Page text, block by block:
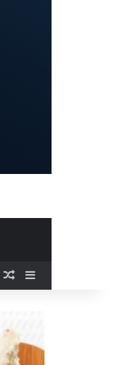
AccesoPublicación al